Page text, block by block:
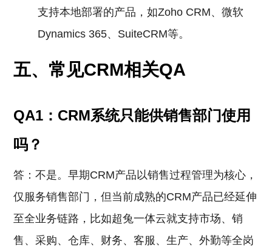
支持本地部署的产品，如Zoho CRM、微软
Dynamics 365、SuiteCRM等。
五、常见CRM相关QA
QA1：CRM系统只能供销售部门使用
吗？
答：不是。早期CRM产品以销售过程管理为核心，
仅服务销售部门，但当前成熟的CRM产品已经延伸
至全业务链路，比如超兔一体云就支持市场、销
售、采购、仓库、财务、客服、生产、外勤等全岗